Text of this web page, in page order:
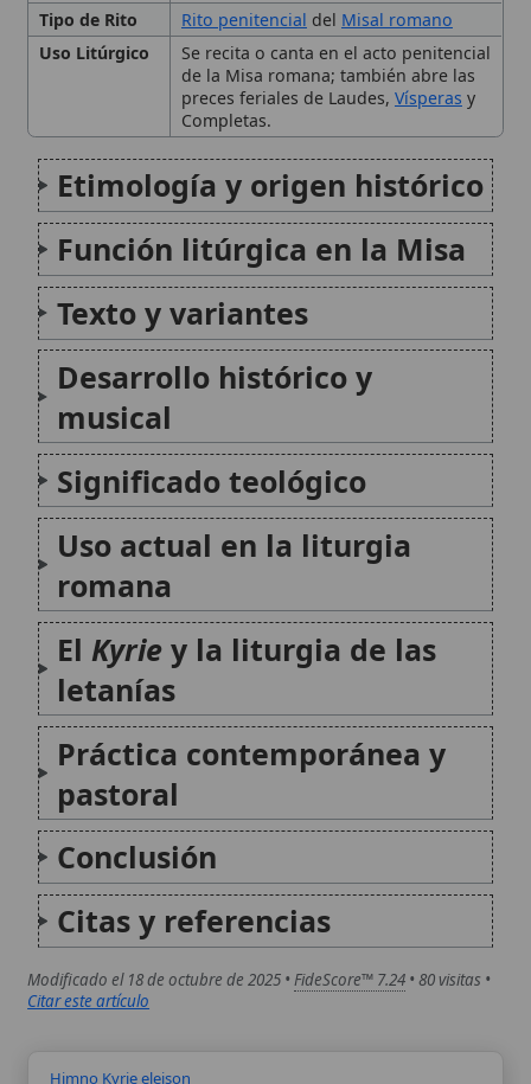
Uso actual en la liturgia
romana
ElKyriey la liturgia de las
letanías
Práctica contemporánea y
pastoral
Conclusión
Citas y referencias
Modificado el 18 de octubre de 2025 •
Citar este artículo
Himno Kyrie eleison
El Kyrie eleison (del griego Κύριε ἐλέησον, «Señor, ten
piedad») es una de las más antiguas y universales
invocaciones de la liturgia cristiana. Empleado como
canto o responsorio al inicio de la Misa, su brevedad
y profundidad lo convierten en...
San Efrén
San Efrén el Sirio, también conocido como Efrén de
Nísibis, fue un diácono, teólogo y prolífico escritor del
siglo IV, reconocido como Doctor de la Iglesia
Universal por el Papa Benedicto XV en 1920. Su
legado es fundamental para el...
Autor:Comité editorial
Artículo supervisado por el Comité
editorial de Wikitólica. Las afirmaciones
del artículo están basadas y contrastadas
usando fuentes catolicas: escritos
patrísticos, de santos, artículos
magisteriales y documentos oficiales de